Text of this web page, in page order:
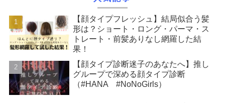
【顔タイプフレッシュ】結局似合う髪
形は？ショート・ロング・パーマ・ス
トレート・前髪ありなし網羅した結
果！
【顔タイプ診断迷子のあなたへ】推し
グループで深める顔タイプ診断
（#HANA #NoNoGirls）